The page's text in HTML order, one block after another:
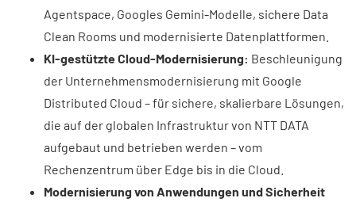
Agentspace, Googles Gemini-Modelle, sichere Data
Clean Rooms und modernisierte Datenplattformen.
KI-gestützte Cloud-Modernisierung: Beschleunigung
der Unternehmensmodernisierung mit Google
Distributed Cloud – für sichere, skalierbare Lösungen,
die auf der globalen Infrastruktur von NTT DATA
aufgebaut und betrieben werden – vom
Rechenzentrum über Edge bis in die Cloud.
Modernisierung von Anwendungen und Sicherheit